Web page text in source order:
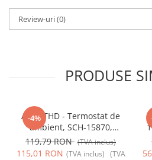
Review-uri(0)
PRODUSE
-4%
Acti9 THD - Termostat de
ambient, SCH-15870,
Schneider Electric -
Schneider
119,79 RON (TVA inclus)
115,01 RON (TVA inclus) (TVA